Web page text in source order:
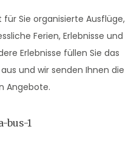
Sie organisierte Ausflüge,
Ferien, Erlebnisse und
Erlebnisse füllen Sie das
und wir senden Ihnen die
Angebote.